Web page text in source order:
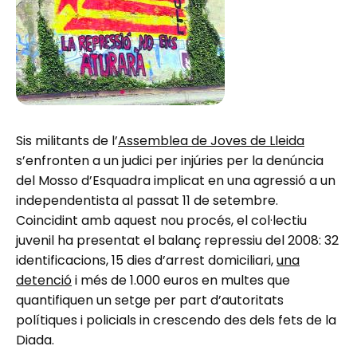
Sis militants de l’Assemblea de Joves de Lleida
s’enfronten a un judici per injúries per la denúncia
del Mosso d’Esquadra implicat en una agressió a un
independentista al passat 11 de setembre.
Coincidint amb aquest nou procés, el col·lectiu
juvenil ha presentat el balanç repressiu del 2008: 32
identificacions, 15 dies d’arrest domiciliari,una
detenciói més de 1.000 euros en multes que
quantifiquen un setge per part d’autoritats
polítiques i policials in crescendo des dels fets de la
Diada.